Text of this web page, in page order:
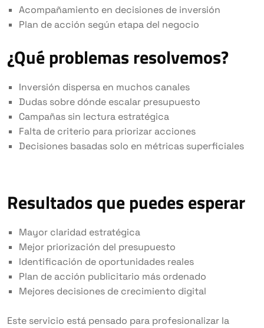
Acompañamiento en decisiones de inversión
Plan de acción según etapa del negocio
¿Qué problemas resolvemos?
Inversión dispersa en muchos canales
Dudas sobre dónde escalar presupuesto
Campañas sin lectura estratégica
Falta de criterio para priorizar acciones
Decisiones basadas solo en métricas superficiales
Resultados que puedes esperar
Mayor claridad estratégica
Mejor priorización del presupuesto
Identificación de oportunidades reales
Plan de acción publicitario más ordenado
Mejores decisiones de crecimiento digital
Este servicio está pensado para profesionalizar la